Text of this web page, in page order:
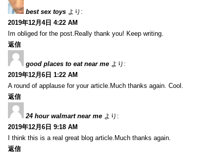
best sex toys より:
2019年12月4日 4:22 AM
Im obliged for the post.Really thank you! Keep writing.
返信
good places to eat near me より:
2019年12月6日 1:22 AM
A round of applause for your article.Much thanks again. Cool.
返信
24 hour walmart near me より:
2019年12月6日 9:18 AM
I think this is a real great blog article.Much thanks again.
返信